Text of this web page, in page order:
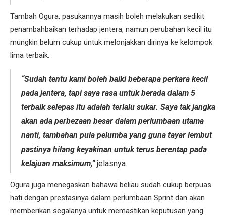
Tambah Ogura, pasukannya masih boleh melakukan sedikit
penambahbaikan terhadap jentera, namun perubahan kecil itu
mungkin belum cukup untuk melonjakkan dirinya ke kelompok
lima terbaik.
“Sudah tentu kami boleh baiki beberapa perkara kecil
pada jentera, tapi saya rasa untuk berada dalam 5
terbaik selepas itu adalah terlalu sukar. Saya tak jangka
akan ada perbezaan besar dalam perlumbaan utama
nanti, tambahan pula pelumba yang guna tayar lembut
pastinya hilang keyakinan untuk terus berentap pada
kelajuan maksimum,”jelasnya.
Ogura juga menegaskan bahawa beliau sudah cukup berpuas
hati dengan prestasinya dalam perlumbaan Sprint dan akan
memberikan segalanya untuk memastikan keputusan yang